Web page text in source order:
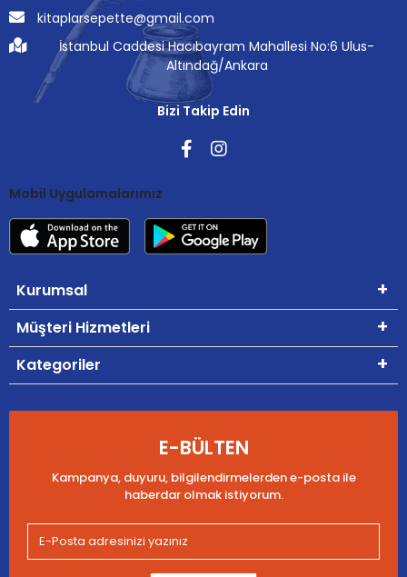
kitaplarsepette@gmail.com
İstanbul Caddesi Hacıbayram Mahallesi No:6 Ulus-
Altındağ/Ankara
Bizi Takip Edin
Mobil Uygulamalarımız
Kurumsal
Müşteri Hizmetleri
Kategoriler
E-BÜLTEN
Kampanya, duyuru, bilgilendirmelerden e-posta ile
haberdar olmak istiyorum.